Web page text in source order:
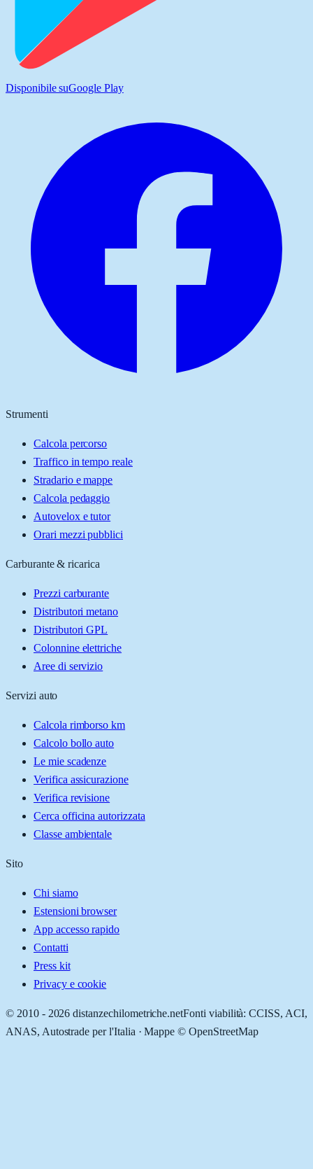
Disponibile suGoogle Play
Strumenti
Calcola percorso
Traffico in tempo reale
Stradario e mappe
Calcola pedaggio
Autovelox e tutor
Orari mezzi pubblici
Carburante & ricarica
Prezzi carburante
Distributori metano
Distributori GPL
Colonnine elettriche
Aree di servizio
Servizi auto
Calcola rimborso km
Calcolo bollo auto
Le mie scadenze
Verifica assicurazione
Verifica revisione
Cerca officina autorizzata
Classe ambientale
Sito
Chi siamo
Estensioni browser
App accesso rapido
Contatti
Press kit
Privacy e cookie
© 2010 - 2026 distanzechilometriche.netFonti viabilità: CCISS, ACI,
ANAS, Autostrade per l'Italia · Mappe © OpenStreetMap